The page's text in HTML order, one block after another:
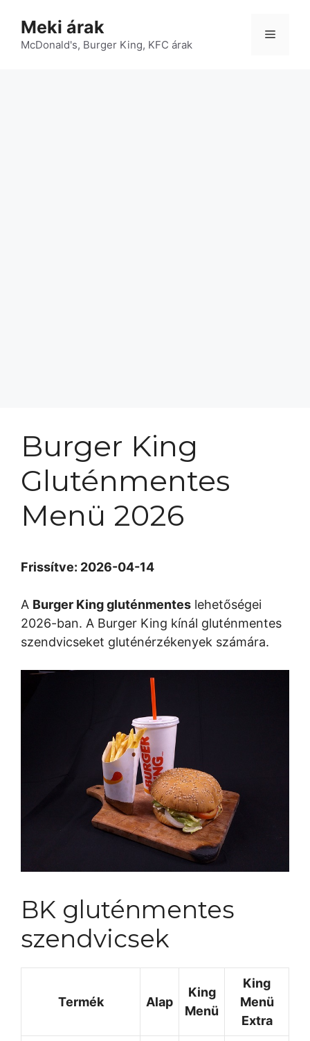
tartalomba
Meki árak
McDonald's, Burger King, KFC árak
Menü
Burger King
Gluténmentes
Menü 2026
Frissítve: 2026-04-14
A Burger King gluténmentes lehetőségei
2026-ban. A Burger King kínál gluténmentes
szendvicseket gluténérzékenyek számára.
BK gluténmentes
szendvicsek
Termék Alap
King
Menü
King
Menü
Extra